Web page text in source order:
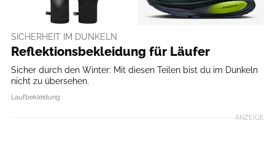
SICHERHEIT IM DUNKELN
Reflektionsbekleidung für Läufer
Sicher durch den Winter: Mit diesen Teilen bist du im Dunkeln
nicht zu übersehen.
Laufbekleidung
ANZEIGE